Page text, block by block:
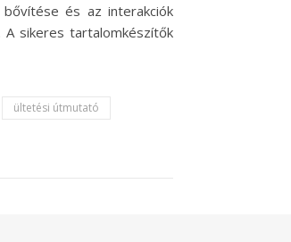
és az interakciók
sikeres tartalomkészítők
ültetési útmutató